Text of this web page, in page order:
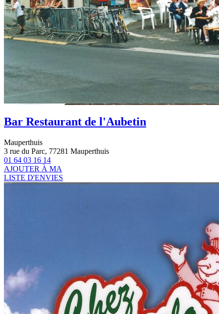
Bar Restaurant de l'Aubetin
Mauperthuis
3 rue du Parc, 77281 Mauperthuis
01 64 03 16 14
AJOUTER À MA
LISTE D'ENVIES